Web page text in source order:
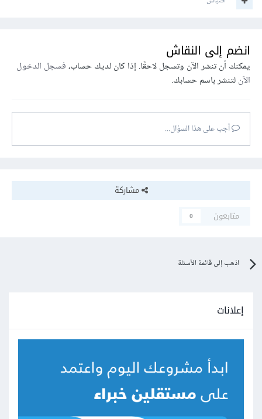
انضم إلى النقاش
يمكنك أن تنشر الآن وتسجل لاحقًا. إذا كان لديك حساب،فسجل الدخول
الآنلتنشر باسم حسابك.
أجب على هذا السؤال...
مشاركة
متابعون
0
اذهب إلى قائمة الأسئلة
إعلانات